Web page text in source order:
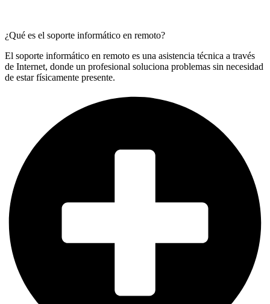
¿Qué es el soporte informático en remoto?
El soporte informático en remoto es una asistencia técnica a través
de Internet, donde un profesional soluciona problemas sin necesidad
de estar físicamente presente.